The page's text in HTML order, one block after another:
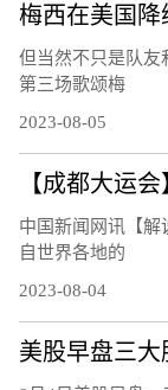
但当然不只是队友
第三场歌颂梅
2023-08-05
中国新闻网讯【解
自世界各地的
2023-08-04